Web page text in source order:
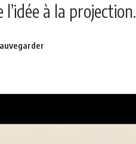
à la projection.